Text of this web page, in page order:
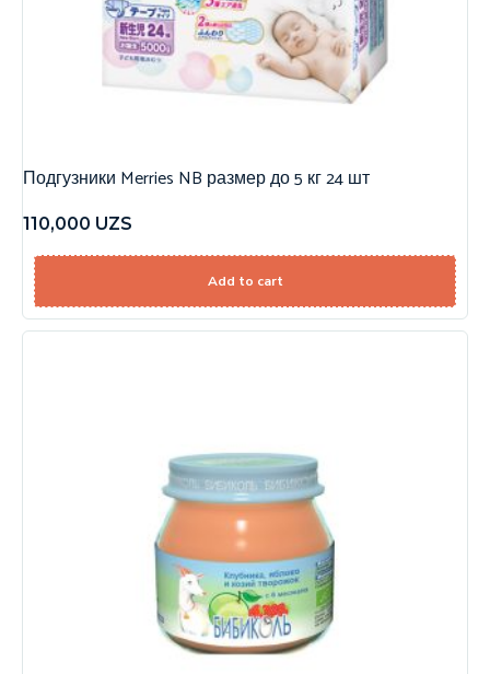
Подгузники Merries NB размер до 5 кг 24 шт
110,000 UZS
Add to cart